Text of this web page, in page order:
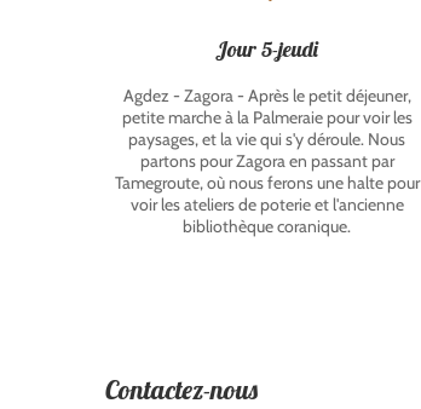
Jour 5-jeudi
Agdez - Zagora - Après le petit déjeuner,
petite marche à la Palmeraie pour voir les
paysages, et la vie qui s'y déroule. Nous
partons pour Zagora en passant par
Tamegroute, où nous ferons une halte pour
voir les ateliers de poterie et l'ancienne
bibliothèque coranique.
Contactez-nous